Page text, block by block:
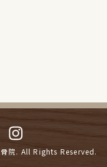
院. All Rights Reserved.